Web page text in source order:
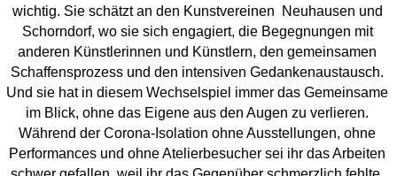
wichtig. Sie schätzt an den Kunstvereinen Neuhausen und
Schorndorf, wo sie sich engagiert, die Begegnungen mit
anderen Künstlerinnen und Künstlern, den gemeinsamen
Schaffensprozess und den intensiven Gedankenaustausch.
Und sie hat in diesem Wechselspiel immer das Gemeinsame
im Blick, ohne das Eigene aus den Augen zu verlieren.
Während der Corona-Isolation ohne Ausstellungen, ohne
Performances und ohne Atelierbesucher sei ihr das Arbeiten